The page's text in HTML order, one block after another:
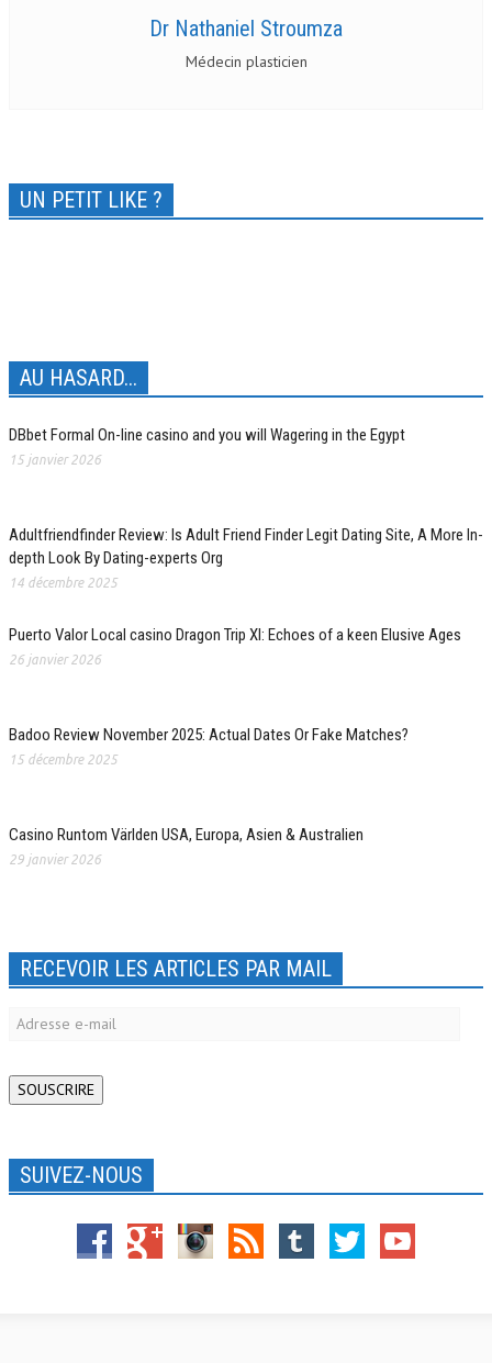
Dr Nathaniel Stroumza
Médecin plasticien
UN PETIT LIKE ?
AU HASARD...
DBbet Formal On-line casino and you will Wagering in the Egypt
15 janvier 2026
Adultfriendfinder Review: Is Adult Friend Finder Legit Dating Site, A More In-
depth Look By Dating-experts Org
14 décembre 2025
Puerto Valor Local casino Dragon Trip XI: Echoes of a keen Elusive Ages
26 janvier 2026
Badoo Review November 2025: Actual Dates Or Fake Matches?
15 décembre 2025
Casino Runtom Världen USA, Europa, Asien & Australien
29 janvier 2026
RECEVOIR LES ARTICLES PAR MAIL
Adresse
SOUSCRIRE
SUIVEZ-NOUS